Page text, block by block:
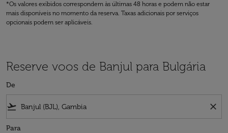
*Os valores exibidos correspondem às últimas 48 horas e podem não estar
mais disponíveis no momento da reserva. Taxas adicionais por serviços
opcionais podem ser aplicáveis.
Reserve voos de Banjul para Bulgária
De
flight_takeoff close
Para